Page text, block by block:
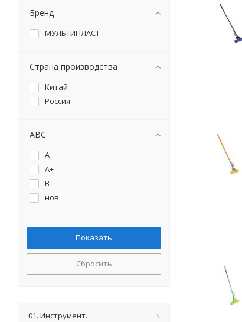
Бренд
МУЛЬТИПЛАСТ
Страна производства
Китай
Россия
ABC
A
A+
B
нов
Сбросить
01. Инструмент.